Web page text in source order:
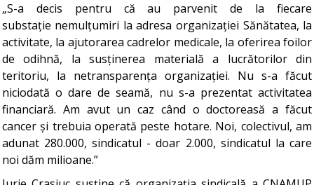
„S-a decis pentru că au parvenit de la fiecare
substație nemulțumiri la adresa organizației Sănătatea, la
activitate, la ajutorarea cadrelor medicale, la oferirea foilor
de odihnă, la susținerea materială a lucrătorilor din
teritoriu, la netransparența organizației. Nu s-a făcut
niciodată o dare de seamă, nu s-a prezentat activitatea
financiară. Am avut un caz când o doctoreasă a făcut
cancer și trebuia operată peste hotare. Noi, colectivul, am
adunat 280.000, sindicatul - doar 2.000, sindicatul la care
noi dăm milioane.”